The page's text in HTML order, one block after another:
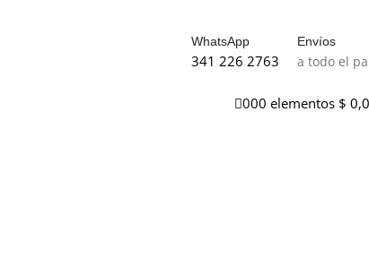
WhatsApp
341 226 2763
Envíos
a todo el
000 elementos $